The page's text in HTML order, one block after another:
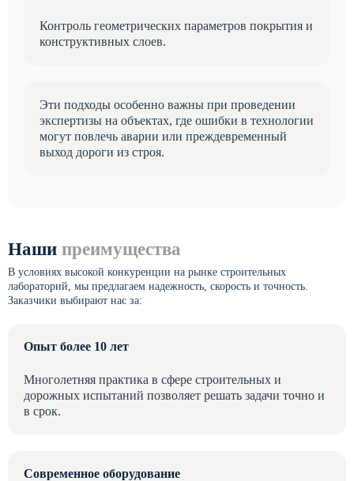
Контроль геометрических параметров покрытия и
конструктивных слоев.
Эти подходы особенно важны при проведении
экспертизы на объектах, где ошибки в технологии
могут повлечь аварии или преждевременный
выход дороги из строя.
Наши преимущества
В условиях высокой конкуренции на рынке строительных
лабораторий, мы предлагаем надежность, скорость и точность.
Заказчики выбирают нас за:
Опыт более 10 лет
Многолетняя практика в сфере строительных и
дорожных испытаний позволяет решать задачи точно и
в срок.
Современное оборудование